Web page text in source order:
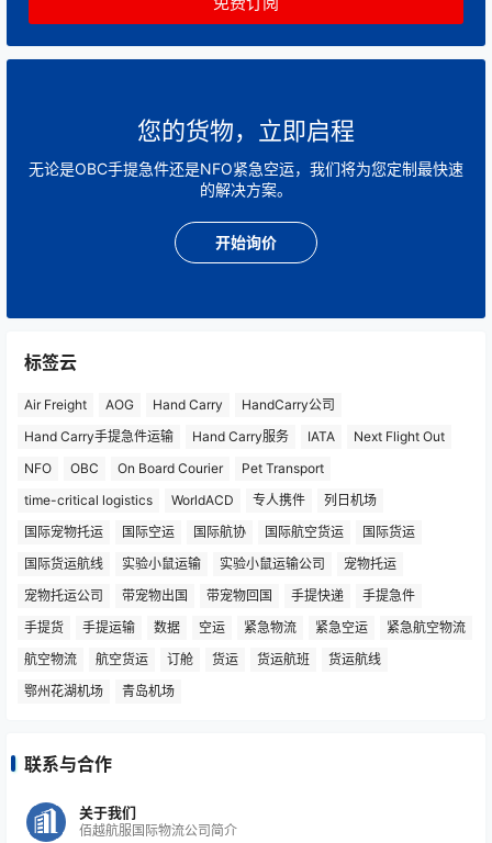
您的货物，立即启程
无论是OBC手提急件还是NFO紧急空运，我们将为您定制最快速
的解决方案。
开始询价
标签云
Air Freight AOG Hand Carry
HandCarry公司
Hand Carry手提急件运输
Hand Carry服务 IATA
Next Flight Out
NFO
OBC On Board Courier
Pet Transport
time-critical logistics
WorldACD 专人携件
列日机场
国际宠物托运
国际空运 国际航协 国际航空货运
国际货运
国际货运航线
实验小鼠运输 实验小鼠运输公司
宠物托运
宠物托运公司
带宠物出国 带宠物回国 手提快递
手提急件
手提货
手提运输 数据 空运 紧急物流 紧急空运
紧急航空物流
航空物流
航空货运 订舱 货运 货运航班
货运航线
鄂州花湖机场
青岛机场
联系与合作
关于我们
佰越航服国际物流公司简介